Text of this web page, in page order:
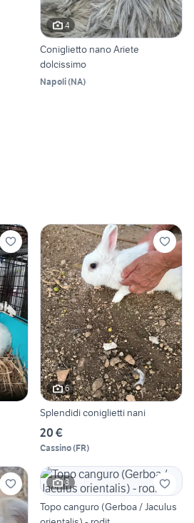
4
Coniglietto nano Ariete
dolcissimo
Napoli(NA)
6
Splendidi coniglietti nani
20 €
Cassino(FR)
3
Topo canguro (Gerboa / Jaculus